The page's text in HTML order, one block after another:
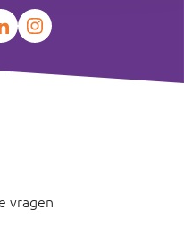
vragen